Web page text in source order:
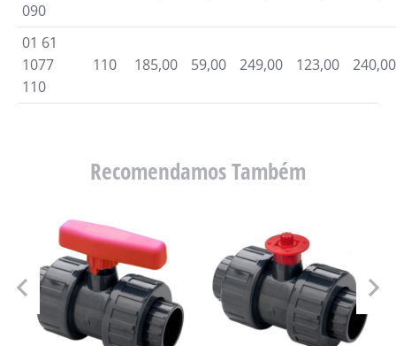
090
01 61
1077
110
110 185,00 59,00 249,00 123,00 240,00
Recomendamos Também